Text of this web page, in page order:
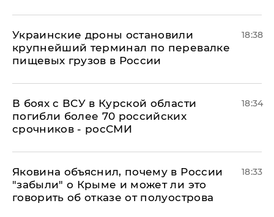
Украинские дроны остановили
крупнейший терминал по перевалке
пищевых грузов в России
18:38
В боях с ВСУ в Курской области
погибли более 70 российских
срочников - росСМИ
18:34
Яковина объяснил, почему в России
"забыли" о Крыме и может ли это
говорить об отказе от полуострова
18:33